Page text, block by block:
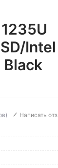
Black
Написать